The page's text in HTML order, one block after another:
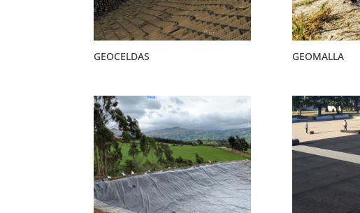
GEOCELDAS GEOMALLA